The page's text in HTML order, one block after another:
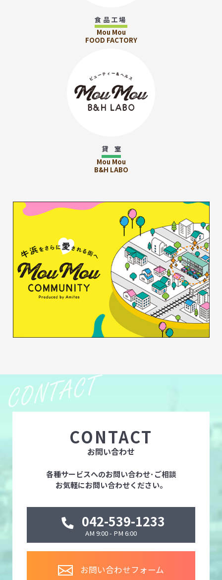
食品工場
Mou Mou
FOOD FACTORY
貸 室
Mou Mou
B&H LABO
CONTACT
お問い合わせ
各種サービスへのお問い合わせ･ご相談
お気軽にお問い合わせください。
042-539-1233
AM 9:00 - PM 6:00
お問い合わせフォーム